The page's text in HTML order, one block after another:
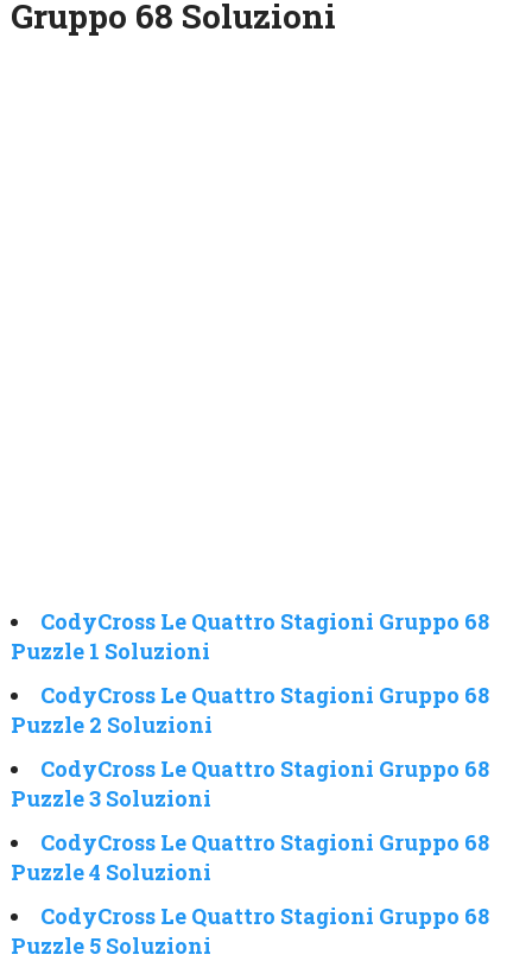
Gruppo 68 Soluzioni
CodyCross Le Quattro Stagioni Gruppo 68
Puzzle 1 Soluzioni
CodyCross Le Quattro Stagioni Gruppo 68
Puzzle 2 Soluzioni
CodyCross Le Quattro Stagioni Gruppo 68
Puzzle 3 Soluzioni
CodyCross Le Quattro Stagioni Gruppo 68
Puzzle 4 Soluzioni
CodyCross Le Quattro Stagioni Gruppo 68
Puzzle 5 Soluzioni